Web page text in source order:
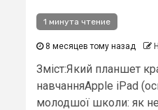
1 минута чтение
8 месяцев тому назад
Зміст:Який планшет
навчанняApple iPad
молодшої школи: як не